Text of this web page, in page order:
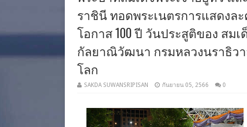
ราชินี ทอดพระเนตรการแสดงละ
โอกาส 100 ปี วันประสูติของ สมเ
กัลยาณิวัฒนา กรมหลวงนราธิว
โลก
SAKDA SUWANSRIPISAN กันยายน 05, 2566 0